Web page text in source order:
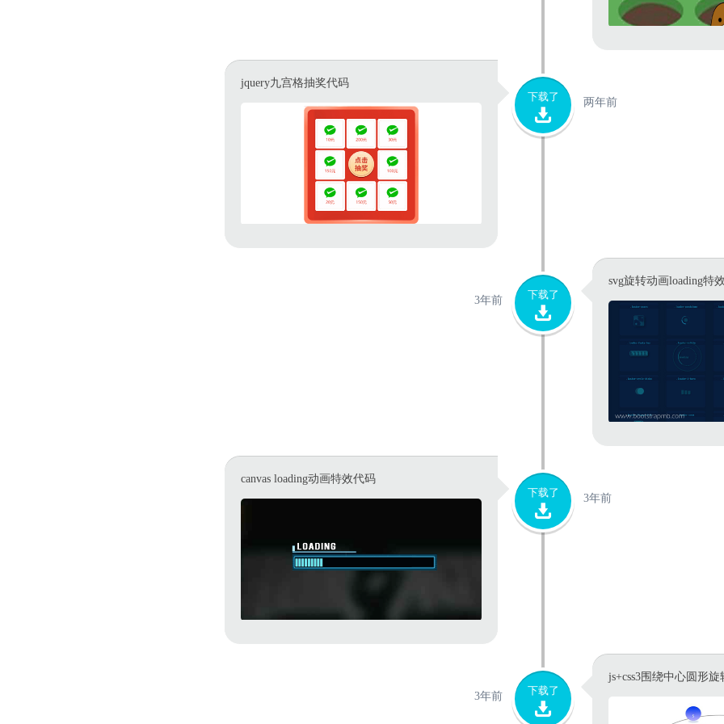
两年前
下载了
jquery九宫格抽奖代码
3年前 下载了
svg旋转动画loading特
3年前
下载了
canvas loading动画特效代码
3年前 下载了
js+css3围绕中心圆形